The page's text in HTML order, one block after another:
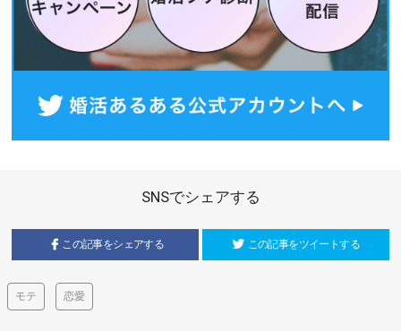
SNSでシェアする
この記事をシェアする この記事をツイートする
モテ 恋愛